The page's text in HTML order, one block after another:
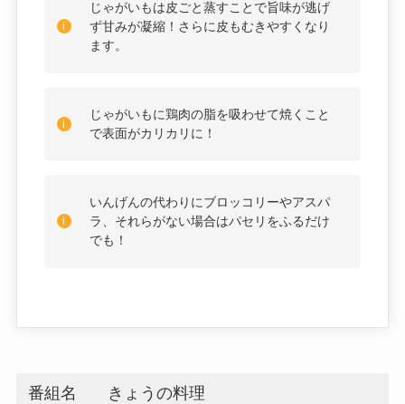
じゃがいもは皮ごと蒸すことで旨味が逃げ
ず甘みが凝縮！さらに皮もむきやすくなり
ます。
じゃがいもに鶏肉の脂を吸わせて焼くこと
で表面がカリカリに！
いんげんの代わりにブロッコリーやアスパ
ラ、それらがない場合はパセリをふるだけ
でも！
番組名 きょうの料理